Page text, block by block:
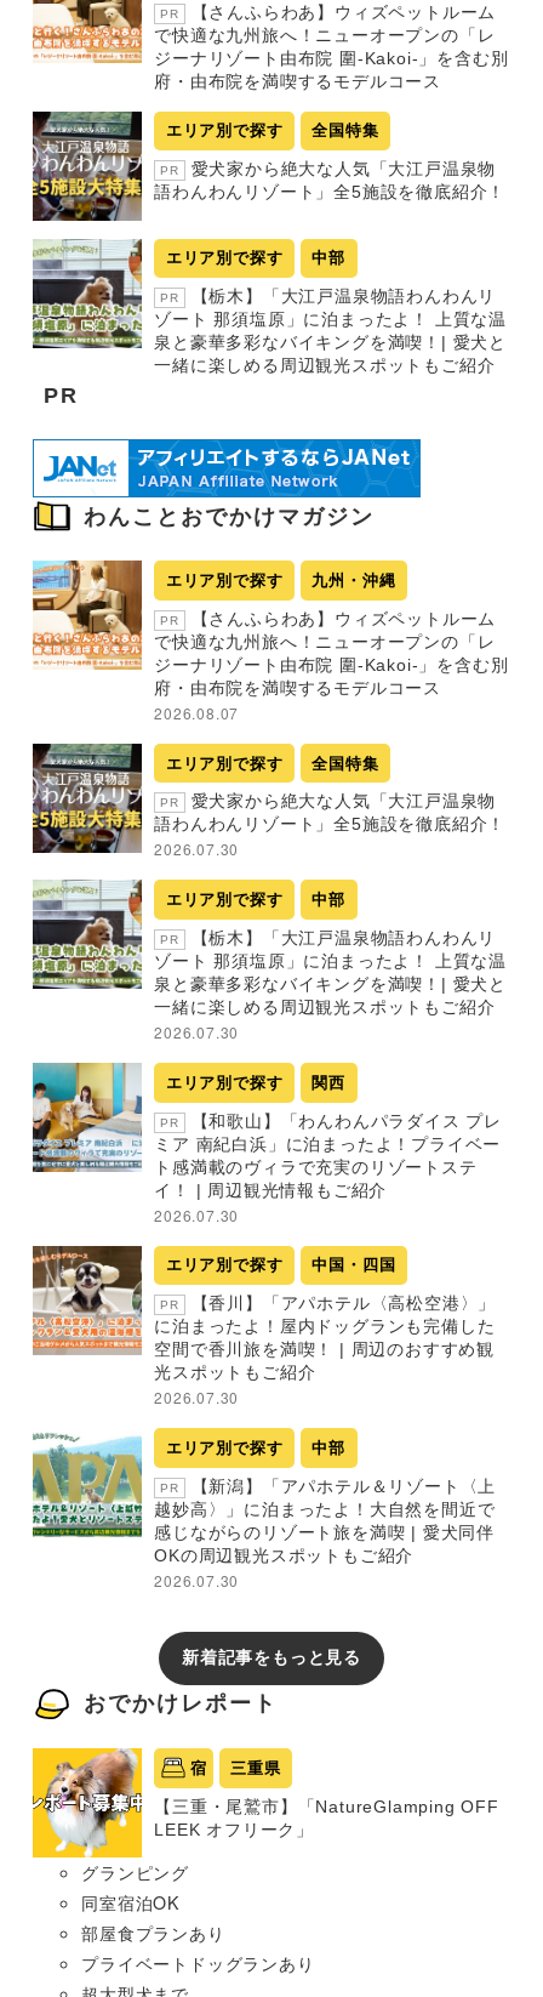
PR
【さんふらわあ】ウィズペットルーム
で快適な九州旅へ！ニューオープンの「レ
ジーナリゾート由布院 圍-Kakoi-」を含む別
府・由布院を満喫するモデルコース
エリア別で探す 全国特集
PR
愛犬家から絶大な人気「大江戸温泉物
語わんわんリゾート」全5施設を徹底紹介！
エリア別で探す 中部
PR
【栃木】「大江戸温泉物語わんわんリ
ゾート 那須塩原」に泊まったよ！ 上質な温
泉と豪華多彩なバイキングを満喫！| 愛犬と
一緒に楽しめる周辺観光スポットもご紹介
PR
わんことおでかけマガジン
エリア別で探す 九州・沖縄
PR
【さんふらわあ】ウィズペットルーム
で快適な九州旅へ！ニューオープンの「レ
ジーナリゾート由布院 圍-Kakoi-」を含む別
府・由布院を満喫するモデルコース
2026.08.07
エリア別で探す 全国特集
PR
愛犬家から絶大な人気「大江戸温泉物
語わんわんリゾート」全5施設を徹底紹介！
2026.07.30
エリア別で探す 中部
PR
【栃木】「大江戸温泉物語わんわんリ
ゾート 那須塩原」に泊まったよ！ 上質な温
泉と豪華多彩なバイキングを満喫！| 愛犬と
一緒に楽しめる周辺観光スポットもご紹介
2026.07.30
エリア別で探す 関西
PR
【和歌山】「わんわんパラダイス プレ
ミア 南紀白浜」に泊まったよ！プライベー
ト感満載のヴィラで充実のリゾートステ
イ！ | 周辺観光情報もご紹介
2026.07.30
エリア別で探す 中国・四国
PR
【香川】「アパホテル〈高松空港〉」
に泊まったよ！屋内ドッグランも完備した
空間で香川旅を満喫！ | 周辺のおすすめ観
光スポットもご紹介
2026.07.30
エリア別で探す 中部
PR
【新潟】「アパホテル＆リゾート〈上
越妙高〉」に泊まったよ！大自然を間近で
感じながらのリゾート旅を満喫 | 愛犬同伴
OKの周辺観光スポットもご紹介
2026.07.30
新着記事をもっと見る
おでかけレポート
宿 三重県
【三重・尾鷲市】「NatureGlamping OFF
LEEK オフリーク」
グランピング
同室宿泊OK
部屋食プランあり
プライベートドッグランあり